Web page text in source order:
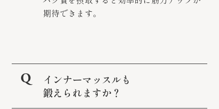
期待できます。
インナーマッスルも
鍛えられますか？